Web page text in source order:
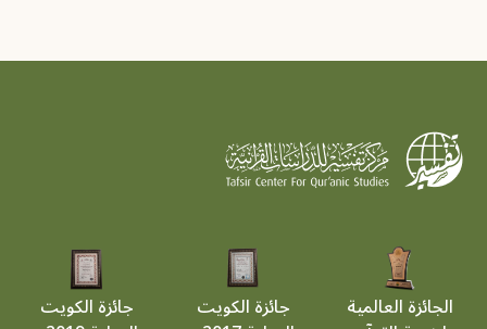
الجائزة العالمية جائزة الكويت جائزة الكويت